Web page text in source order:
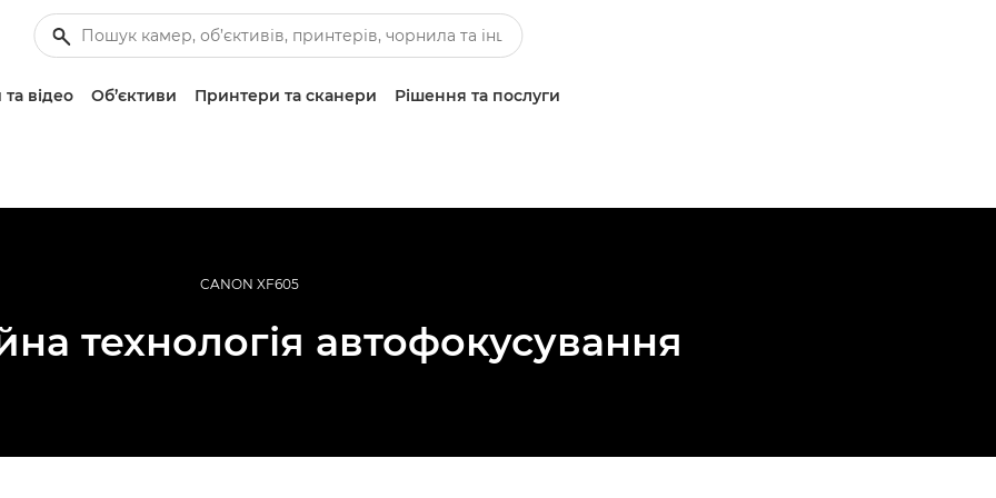
відео Об’єктиви Принтери та сканери Рішення та послуги
CANON XF605
технологія автофокусування